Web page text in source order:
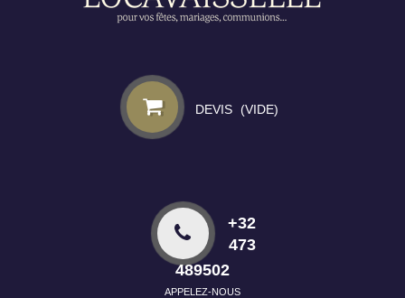
DEVIS (VIDE)
+32
473
489502
APPELEZ-NOUS